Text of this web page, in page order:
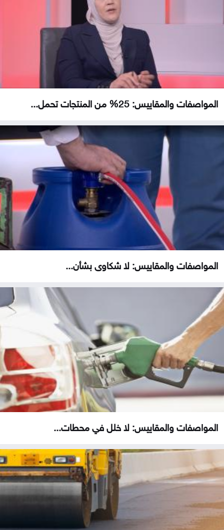
المواصفات والمقاييس: 25% من المنتجات تحمل...
المواصفات والمقاييس: لا شكاوى بشأن...
المواصفات والمقاييس: لا خلل في محطات...